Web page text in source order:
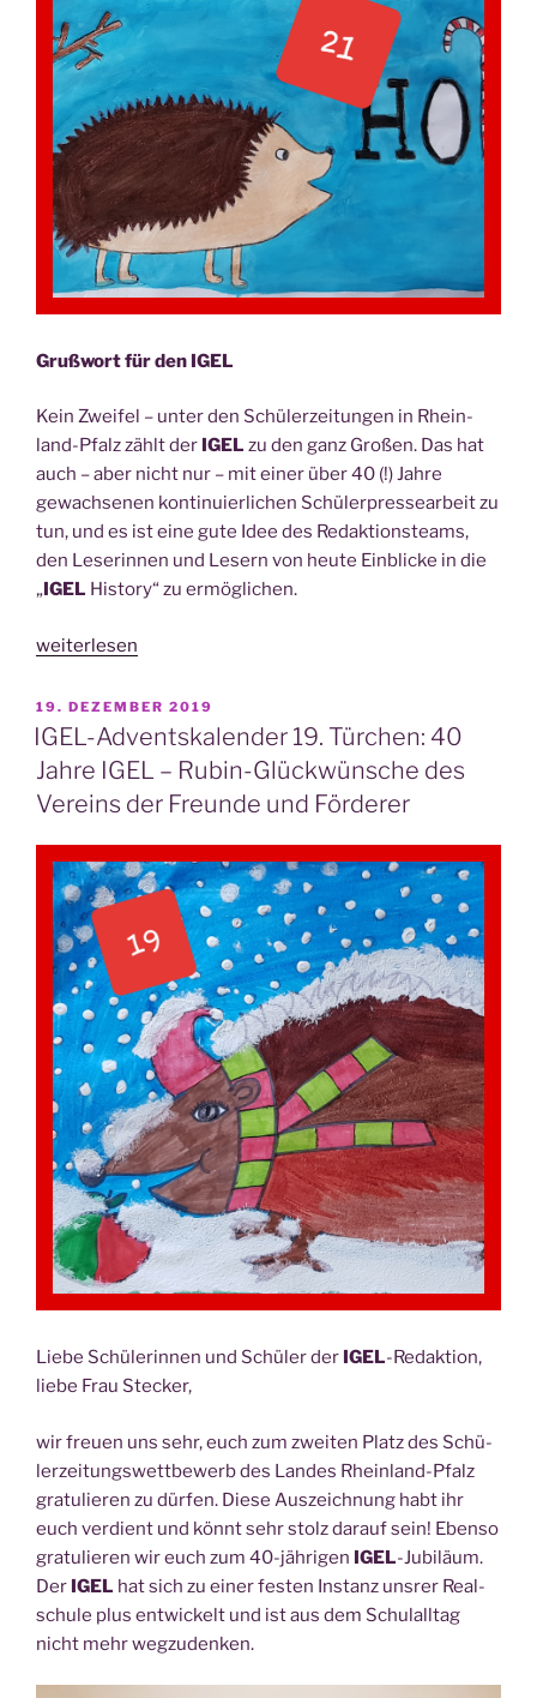
Glück­
wün­
sche
von
unse­
rem
Schul­
lei­
ter
phan
ling“
Gruß­wort für den IGEL
Kein Zwei­fel – unter den Schü­ler­zei­tun­gen in Rhein­
land-Pfalz zählt der IGEL zu den ganz Gro­ßen. Das hat
auch – aber nicht nur – mit einer über 40 (!) Jah­re
gewach­se­nen kon­ti­nu­ier­li­chen Schü­ler­pres­se­ar­beit zu
tun, und es ist eine gute Idee des Redak­ti­ons­teams,
den Lese­rin­nen und Lesern von heu­te Ein­bli­cke in die
„IGEL Histo­ry“ zu ermöglichen.
„IGEL-
ka­
len­
der
Tür­
chen:
Glück­
wunsch
zum
Rubin-
Jubi­
lä­
um
40
Jah­
IGEL
von
Dr.
Klaus
Sun­
der­
Minis­
te­
um
für
Bil­
dung“
weiterlesen
VERÖFFENTLICHT
AM
19. DEZEMBER 2019
IGEL-Adventskalender 19. Türchen: 40
Jahre IGEL – Rubin-Glückwünsche des
Vereins der Freunde und Förderer
Lie­be Schü­le­rin­nen und Schü­ler der IGEL-Redak­ti­on,
lie­be Frau Stecker,
wir freu­en uns sehr, euch zum zwei­ten Platz des Schü­
ler­zei­tungs­wett­be­werb des Lan­des Rhein­land-Pfalz
gra­tu­lie­ren zu dür­fen. Die­se Aus­zeich­nung habt ihr
euch ver­dient und könnt sehr stolz dar­auf sein! Eben­so
gra­tu­lie­ren wir euch zum 40-jäh­ri­gen IGEL-Jubi­lä­um.
Der IGEL hat sich zu einer fes­ten Instanz uns­rer Real­
schu­le plus ent­wi­ckelt und ist aus dem Schul­all­tag
nicht mehr wegzudenken.